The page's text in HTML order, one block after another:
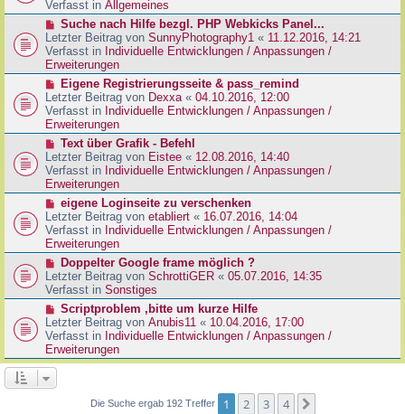
a
g
e
t
r
a
g
u
e
r
B
e
i
r
a
g
Verfasst in Allgemeines
N
e
u
e
r
B
e
i
t
a
g
Suche nach Hilfe bezgl. PHP Webkicks Panel...
Letzter Beitrag von SunnyPhotography1 « 11.12.2016, 14:21
Verfasst in Individuelle Entwicklungen / Anpassungen /
Erweiterungen
N
e
u
e
r
B
e
i
t
a
g
Eigene Registrierungsseite & pass_remind
Letzter Beitrag von Dexxa« 04.10.2016, 12:00
Verfasst in Individuelle Entwicklungen / Anpassungen /
Erweiterungen
N
e
u
e
r
B
e
i
t
a
g
Text über Grafik - Befehl
Letzter Beitrag von Eistee « 12.08.2016, 14:40
Verfasst in Individuelle Entwicklungen / Anpassungen /
Erweiterungen
N
e
u
e
r
B
e
i
r
a
g
eigene Loginseite zu verschenken
Letzter Beitrag von etabliert « 16.07.2016, 14:04
Verfasst in Individuelle Entwicklungen / Anpassungen /
Erweiterungen
N
e
u
e
r
B
e
i
t
r
Doppelter Google frame möglich ?
Letzter Beitrag von SchrottiGER « 05.07.2016, 14:35
Verfasst in Sonstiges
N
e
u
e
r
e
Scriptproblem ,bitte um kurze Hilfe
Letzter Beitrag von Anubis11 « 10.04.2016, 17:00
Verfasst in Individuelle Entwicklungen / Anpassungen /
Erweiterungen
Die Suche ergab 192 Treffer 1 2 3 4